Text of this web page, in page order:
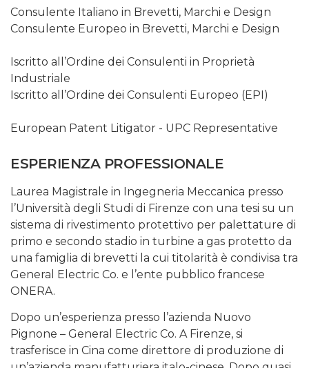
Consulente Italiano in Brevetti, Marchi e Design
Consulente Europeo in Brevetti, Marchi e Design
Iscritto all’Ordine dei Consulenti in Proprietà
Industriale
Iscritto all’Ordine dei Consulenti Europeo (EPI)
European Patent Litigator - UPC Representative
ESPERIENZA PROFESSIONALE
Laurea Magistrale in Ingegneria Meccanica presso
l’Università degli Studi di Firenze con una tesi su un
sistema di rivestimento protettivo per palettature di
primo e secondo stadio in turbine a gas protetto da
una famiglia di brevetti la cui titolarità è condivisa tra
General Electric Co. e l’ente pubblico francese
ONERA.
Dopo un’esperienza presso l’azienda Nuovo
Pignone – General Electric Co. A Firenze, si
trasferisce in Cina come direttore di produzione di